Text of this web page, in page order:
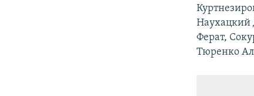
Наухацкий
Ферат,
Тюренко